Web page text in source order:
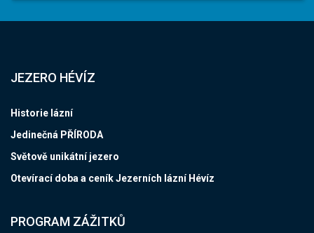
JEZERO HÉVÍZ
Historie lázní
Jedinečná PŘÍRODA
Světově unikátní jezero
Otevírací doba a ceník Jezerních lázní Hévíz
PROGRAM ZÁŽITKŮ